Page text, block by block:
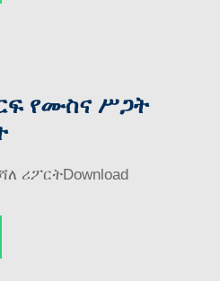
የሙስና ሥጋት
ሪፖርትDownload